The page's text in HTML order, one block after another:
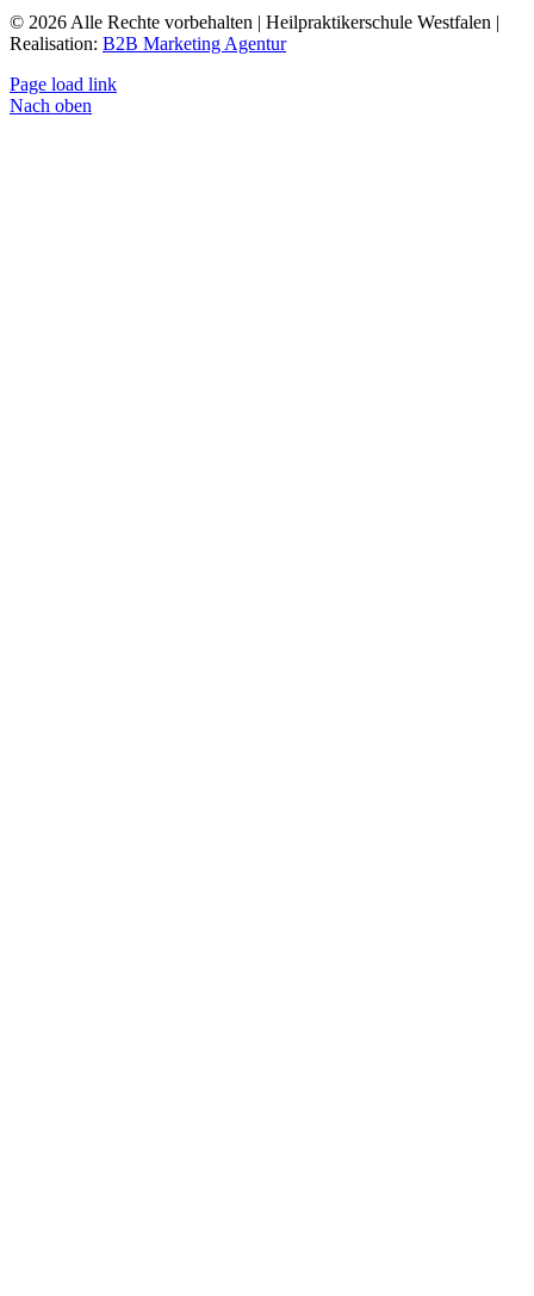
© 2026 Alle Rechte vorbehalten | Heilpraktikerschule Westfalen |
Realisation: B2B Marketing Agentur
Page load link
Nach oben